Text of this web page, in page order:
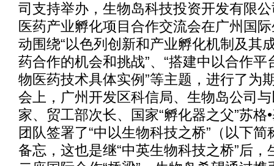
司支持举办，生物岛科技投资开发有限
医药产业孵化项目合作交流会在广州国
动围绕“以色列创新和产业孵化机制及其
药合作的机会和挑战”、“搭建中以合作平
物医药技术具体实例”等主题，进行了为
会上，广州开发区科信局、生物岛公司
家、贸工部次长、国家“孵化器之父”苏格
团队签署了“中以生物科技之桥”（以下简
备忘，这也是继“中英生物科技之桥”后